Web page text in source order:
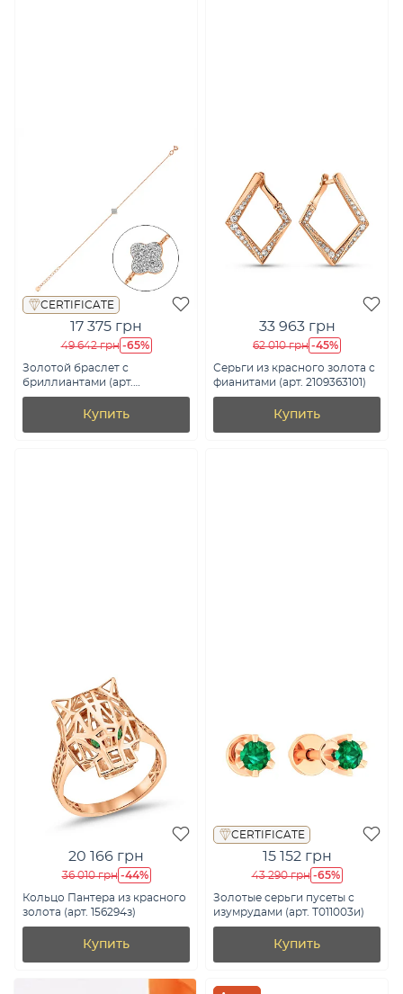
CERTIFICATE
17 375 грн
49 642 грн -65%
Золотой браслет с
бриллиантами (арт.
Б011509010)
Купить
33 963 грн
62 010 грн -45%
Серьги из красного золота с
фианитами (арт. 2109363101)
Купить
20 166 грн
36 010 грн -44%
Кольцо Пантера из красного
золота (арт. 156294з)
Купить
CERTIFICATE
15 152 грн
43 290 грн -65%
Золотые серьги пусеты с
изумрудами (арт. Т011003и)
Купить